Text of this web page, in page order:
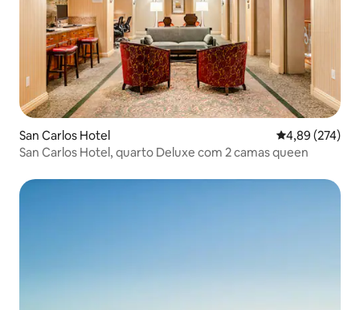
San Carlos Hotel 4,89 de uma
4,89 (274)
San Carlos Hotel, quarto Deluxe com 2 camas queen